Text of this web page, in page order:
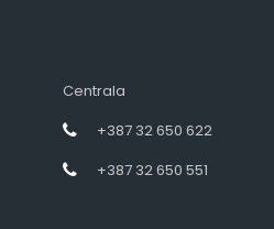
Centrala
+387 32 650 622
+387 32 650 551